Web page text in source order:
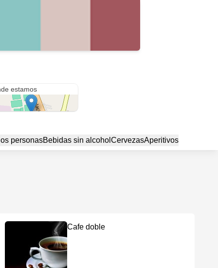
estamos
personasBebidas sin alcohol CervezasAperitivos
Cafe doble